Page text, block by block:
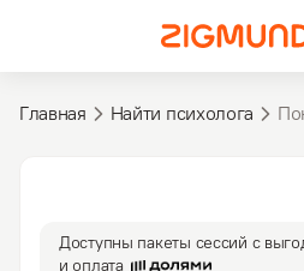
Главная Найти психолога
Доступны пакеты сессий с
и оплата